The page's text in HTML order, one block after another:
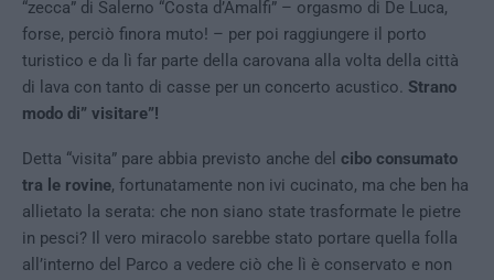
“zecca” di Salerno “Costa d’Amalfi” – orgasmo di De Luca,
forse, perciò finora muto! – per poi raggiungere il porto
turistico e da lì far parte della carovana alla volta della città
di lava con tanto di casse per un concerto acustico. Strano
modo di” visitare”!
Detta “visita” pare abbia previsto anche del cibo consumato
tra le rovine, fortunatamente non ivi cucinato, ma che ben ha
allietato la serata: che non siano state trasformate le pietre
in pesci? Il vero miracolo sarebbe stato portare quella folla
all’interno del Parco a vedere ciò che lì è conservato e non